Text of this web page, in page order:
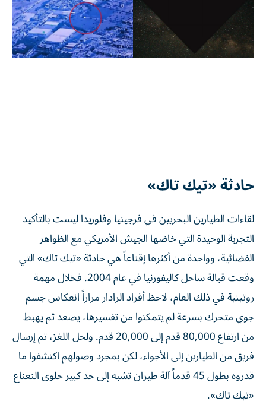
حادثة «تيك تاك»
لقاءات الطيارين البحريين في فرجينيا وفلوريدا ليست بالتأكيد
التجربة الوحيدة التي خاضها الجيش الأمريكي مع الظواهر
الفضائية، وواحدة من أكثرها إقناعاً هي حادثة «تيك تاك» التي
وقعت قبالة ساحل كاليفورنيا في عام 2004. فخلال مهمة
روتينية في ذلك العام، لاحظ أفراد الرادار مراراً انعكاس جسم
جوي متحرك بسرعة لم يتمكنوا من تفسيرها، يصعد ثم يهبط
من ارتفاع 80,000 قدم إلى 20,000 قدم. ولحل اللغز، تم إرسال
فريق من الطيارين إلى الأجواء، لكن بمجرد وصولهم اكتشفوا ما
قدروه بطول 45 قدماً آلة طيران تشبه إلى حد كبير حلوى النعناع
«تيك تاك».